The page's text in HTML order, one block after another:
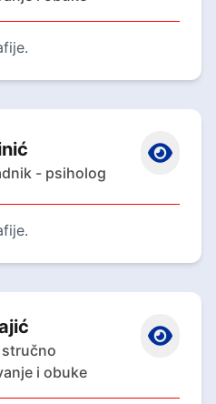
- psiholog
stručno
i obuke